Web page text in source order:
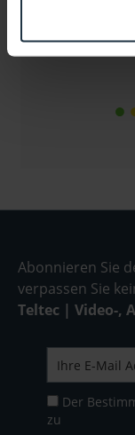
15
Abonnieren Sie
verpassen Sie
Teltec | Video-,
Der
zu